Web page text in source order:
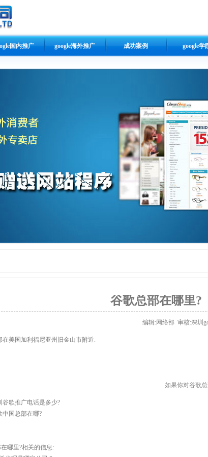
国内推广 google海外推广 成功案例 google学
谷歌总部在哪里?
编辑:网络部 审核:深圳
在美国加利福尼亚州旧金山市附近.
如果你对谷歌
谷歌推广电话是多少?
中国总部在哪?
哪里?相关的信息: